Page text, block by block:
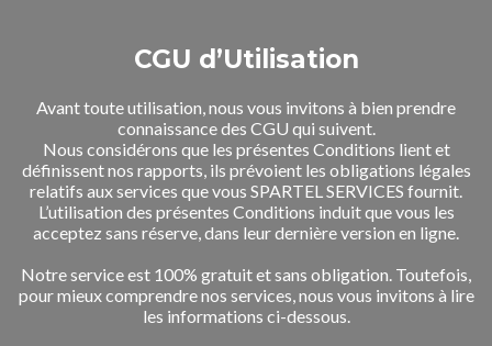
CGU d’Utilisation
Avant toute utilisation, nous vous invitons à bien prendre
connaissance des CGU qui suivent.
Nous considérons que les présentes Conditions lient et
définissent nos rapports, ils prévoient les obligations légales
relatifs aux services que vous SPARTEL SERVICES fournit.
L’utilisation des présentes Conditions induit que vous les
acceptez sans réserve, dans leur dernière version en ligne.
Notre service est 100% gratuit et sans obligation. Toutefois,
pour mieux comprendre nos services, nous vous invitons à lire
les informations ci-dessous.